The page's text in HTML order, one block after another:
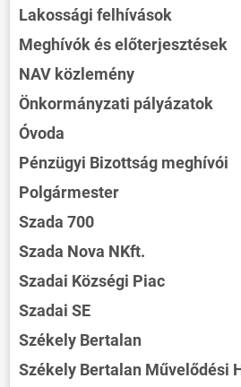
Lakossági felhívások
Meghívók és előterjesztések
NAV közlemény
Önkormányzati pályázatok
Óvoda
Pénzügyi Bizottság meghívói
Polgármester
Szada 700
Szada Nova NKft.
Szadai Községi Piac
Szadai SE
Székely Bertalan
Székely Bertalan Művelődési